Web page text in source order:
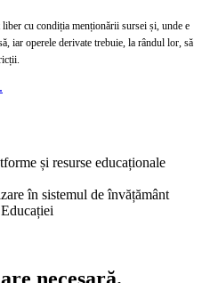
cu condiția menționării sursei și, unde e
iar operele derivate trebuie, la rândul lor, să
și resurse educaționale
în sistemul de învățământ